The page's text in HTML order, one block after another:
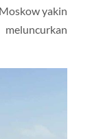
yakin